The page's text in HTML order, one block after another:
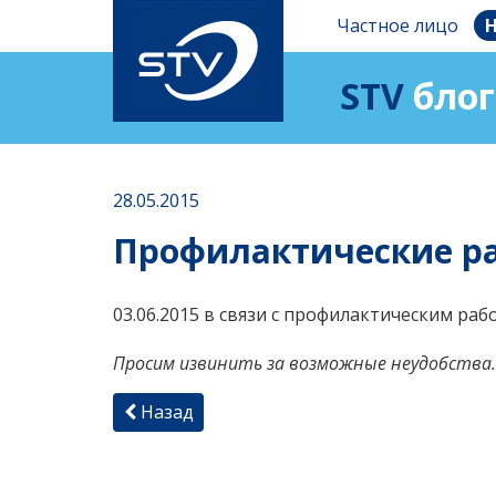
Частное лицо
STV блог
28.05.2015
Профилактические
03.06.2015 в связи с профилактическим
Просим извинить за возможные неудобства.
Назад